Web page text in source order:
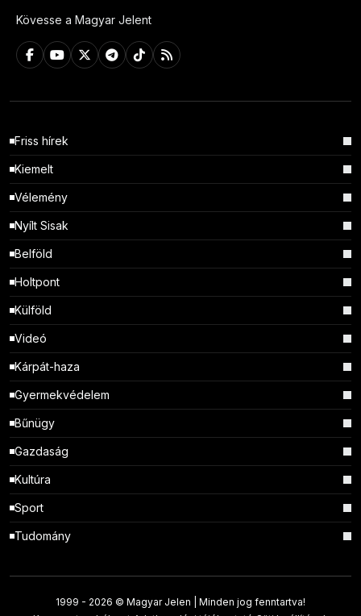
Kövesse a Magyar Jelent
Friss hírek
Kiemelt
Vélemény
Nyílt Sisak
Belföld
Holtpont
Külföld
Videó
Kárpát-haza
Gyermekvédelem
Bűnügy
Gazdaság
Kultúra
Sport
Tudomány
1999 - 2026 © Magyar Jelen | Minden jog fenntartva!